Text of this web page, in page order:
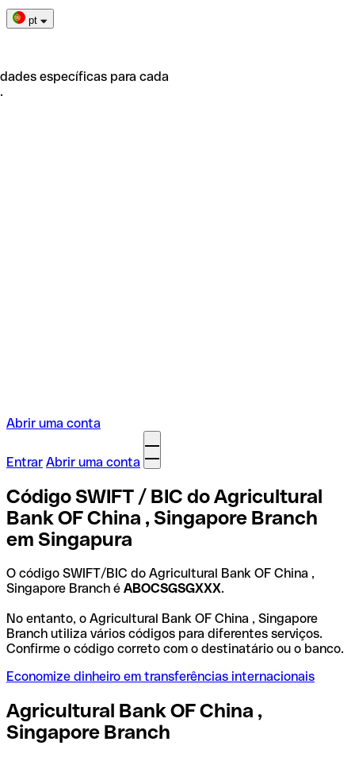
pt
específicas para cada
Abrir uma conta
Entrar Abrir uma conta
Código SWIFT / BIC do Agricultural
Bank OF China , Singapore Branch
em Singapura
O código SWIFT/BIC do Agricultural Bank OF China ,
Singapore Branch é ABOCSGSGXXX.
No entanto, o Agricultural Bank OF China , Singapore
Branch utiliza vários códigos para diferentes serviços.
Confirme o código correto com o destinatário ou o banco.
Economize dinheiro em transferências internacionais
Agricultural Bank OF China ,
Singapore Branch